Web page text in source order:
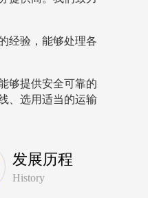
经验，能够处理各
够提供安全可靠的
、选用适当的运输
发展历程
History